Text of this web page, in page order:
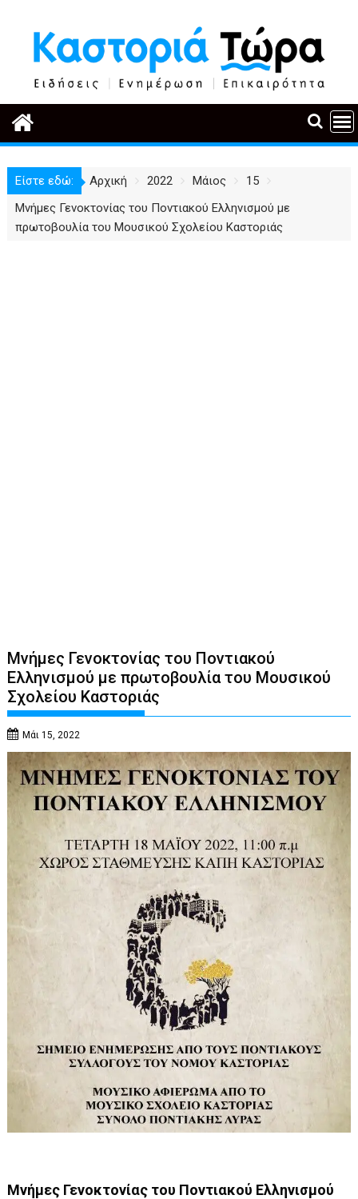
περιεχόμενο
Είστε εδώ: Αρχική 2022 Μάιος
15
Μνήμες Γενοκτονίας του Ποντιακού Ελληνισμού με
πρωτοβουλία του Μουσικού Σχολείου Καστοριάς
Μνήμες Γενοκτονίας του Ποντιακού
Ελληνισμού με πρωτοβουλία του Μουσικού
Σχολείου Καστοριάς
Μάι 15, 2022
Μνήμες Γενοκτονίας του Ποντιακού Ελληνισμού